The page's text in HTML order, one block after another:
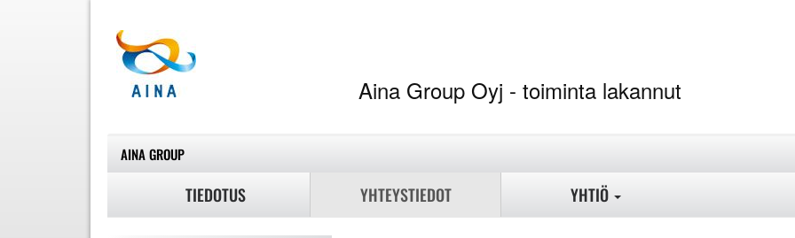
Aina Group Oyj -
AINA GROUP
TIEDOTUS YHTEYSTIEDOT YHTIÖ